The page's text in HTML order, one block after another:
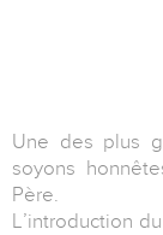
Une des plus
soyons
Père.
L’introduction